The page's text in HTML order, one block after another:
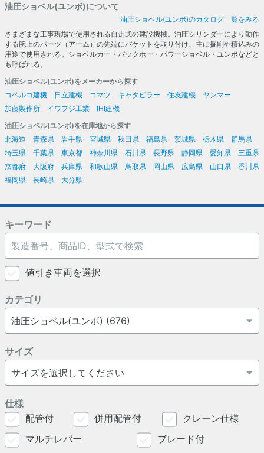
油圧ショベル(ユンボ)について
油圧ショベル(ユンボ)のカタログ一覧をみる
さまざまな工事現場で使用される自走式の建設機械。油圧シリンダーにより動作
する腕上のパーツ（アーム）の先端にバケットを取り付け、主に掘削や積込みの
用途で使用される。ショベルカー・バックホー・パワーショベル・ユンボなどと
も呼ばれる。
油圧ショベル(ユンボ)をメーカーから探す
コベルコ建機
日立建機 コマツ キャタピラー 住友建機
ヤンマー
加藤製作所
イワフジ工業
IHI建機
油圧ショベル(ユンボ)を在庫地から探す
北海道
青森県 岩手県 宮城県 秋田県 福島県 茨城県 栃木県
群馬県
埼玉県
千葉県 東京都 神奈川県 石川県 長野県 静岡県 愛知県
三重県
京都府
大阪府 兵庫県 和歌山県 鳥取県 岡山県 広島県 山口県
香川県
福岡県
長崎県 大分県
キーワード
値引き車両を選択
カテゴリ
サイズ
仕様
配管付
併用配管付
クレーン仕様
マルチレバー
ブレード付